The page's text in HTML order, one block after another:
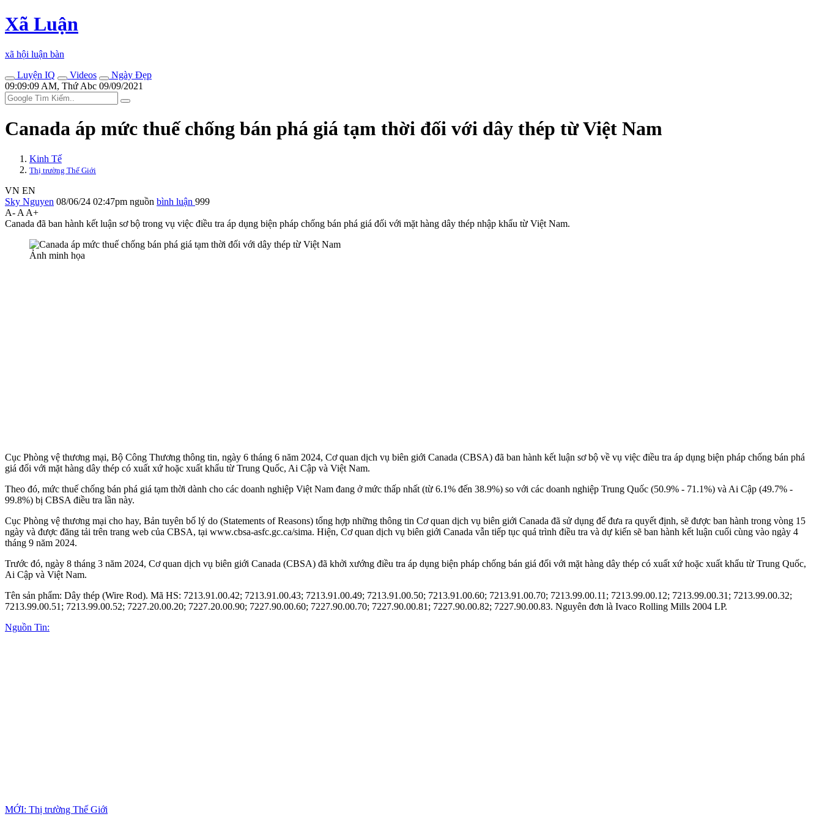
Xã Luận
xã hội luận bàn
Luyện IQ
Videos
Ngày Đẹp
09:09:09 AM, Thứ Abc 09/09/2021
Canada áp mức thuế chống bán phá giá tạm thời đối với dây thép từ Việt Nam
Kinh Tế
Thị trường Thế Giới
VN EN
Sky Nguyen 08/06/24 02:47pm nguồn bình luận 999
A- A A+
Canada đã ban hành kết luận sơ bộ trong vụ việc điều tra áp dụng biện pháp chống bán phá giá đối với mặt hàng dây thép nhập khẩu từ Việt Nam.
Ảnh minh họa
Cục Phòng vệ thương mại, Bộ Công Thương thông tin, ngày 6 tháng 6 năm 2024, Cơ quan dịch vụ biên giới Canada (CBSA) đã ban hành kết luận sơ bộ về vụ việc điều tra áp dụng biện pháp chống bán phá
giá đối với mặt hàng dây thép có xuất xứ hoặc xuất khẩu từ Trung Quốc, Ai Cập và Việt Nam.
Theo đó, mức thuế chống bán phá giá tạm thời dành cho các doanh nghiệp Việt Nam đang ở mức thấp nhất (từ 6.1% đến 38.9%) so với các doanh nghiệp Trung Quốc (50.9% - 71.1%) và Ai Cập (49.7% -
99.8%) bị CBSA điều tra lần này.
Cục Phòng vệ thương mại cho hay, Bản tuyên bố lý do (Statements of Reasons) tổng hợp những thông tin Cơ quan dịch vụ biên giới Canada đã sử dụng để đưa ra quyết định, sẽ được ban hành trong vòng 15
ngày và được đăng tải trên trang web của CBSA, tại www.cbsa-asfc.gc.ca/sima. Hiện, Cơ quan dịch vụ biên giới Canada vẫn tiếp tục quá trình điều tra và dự kiến sẽ ban hành kết luận cuối cùng vào ngày 4
tháng 9 năm 2024.
Trước đó, ngày 8 tháng 3 năm 2024, Cơ quan dịch vụ biên giới Canada (CBSA) đã khởi xướng điều tra áp dụng biện pháp chống bán giá đối với mặt hàng dây thép có xuất xứ hoặc xuất khẩu từ Trung Quốc,
Ai Cập và Việt Nam.
Tên sản phẩm: Dây thép (Wire Rod). Mã HS: 7213.91.00.42; 7213.91.00.43; 7213.91.00.49; 7213.91.00.50; 7213.91.00.60; 7213.91.00.70; 7213.99.00.11; 7213.99.00.12; 7213.99.00.31; 7213.99.00.32;
7213.99.00.51; 7213.99.00.52; 7227.20.00.20; 7227.20.00.90; 7227.90.00.60; 7227.90.00.70; 7227.90.00.81; 7227.90.00.82; 7227.90.00.83. Nguyên đơn là Ivaco Rolling Mills 2004 LP.
Nguồn Tin:
MỚI: Thị trường Thế Giới